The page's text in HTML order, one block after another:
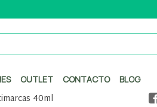
OUTLET CONTACTO
BLOG
40ml